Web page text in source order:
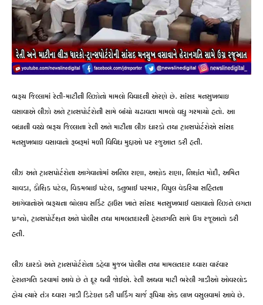
ભરૂચ જિલ્લામાં રેતી-માટીની લિઝોનો મામલો વિવાદની એરણે છે. સાંસદ મનસુખભાઇ
વસાવાએ લીઝો અને ટ્રાન્સપોર્ટરોની સામે બાંયો ચઢાવતા મામલો વધુ ગરમાયો હતો. આ
બધાની વચ્ચે ભરૂચ જિલ્લાના રેતી અને માટીના લીઝ ધારકો તથા ટ્રાન્સપોર્ટરોએ સાંસદ
મનસુખભાઇ વસાવાનો રૂબરૂમાં મળી વિવિધ મુદ્દાઓ પર રજુઆત કરી હતી.
લીઝ અને ટ્રાન્સપોર્ટરોના આગેવાનોમાં અનિલ રાણા, અશોક રાણા, નિશાંત મોદી, અમિત
ચાવડા, કૌશિક પટેલ, વિક્રમભાઈ પટેલ, કનુભાઈ પરમાર, વિપુલ વેકરિયા સહિતના
આગેવાનોએ ભરૂચના ભોલાવ સર્કિટ હાઉસ ખાતે સાંસદ મનસુખભાઈ વસાવાનો લિઝને લગતા
પ્રશ્નો, ટ્રાન્સપોર્ટેશન અને પોલીસ તથા મામલતદારની હેરાનગતિ સામે ઉગ્ર રજૂઆતો કરી
હતી.
લીઝ ધારકો અને ટ્રાન્સપોર્ટરોના કહેવા મુજબ પોલીસ તથા મામલતદાર ઘ્વારા વારંવાર
હેરાનગતિ કરવામાં આવે છે તે દૂર થવી જોઈએ. રેતી અથવા માટી ભરેલી ગાડીઓ ઓવરલોડ
હોય ત્યારે તંત્ર ઘ્વારા ગાડી ડિટેઇન કરી પાર્કિંગ ચાર્જ રૂપિયા એક લાખ વસુલવામાં આવે છે.